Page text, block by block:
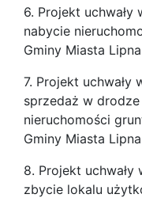
6. Projekt
nabycie
Gminy Miasta
7. Projekt uchwały
sprzedaż w
nieruchomości
Gminy Miasta
8. Projekt
zbycie lokalu